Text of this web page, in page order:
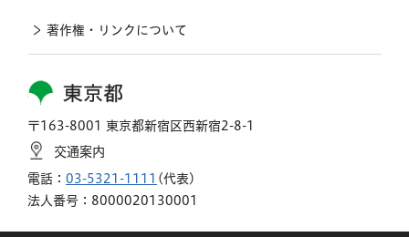
東京都
〒163-8001 東京都新宿区西新宿2-8-1
交通案内
電話： 03-5321-1111 (代表)
法人番号：8000020130001
著作権・リンクについて